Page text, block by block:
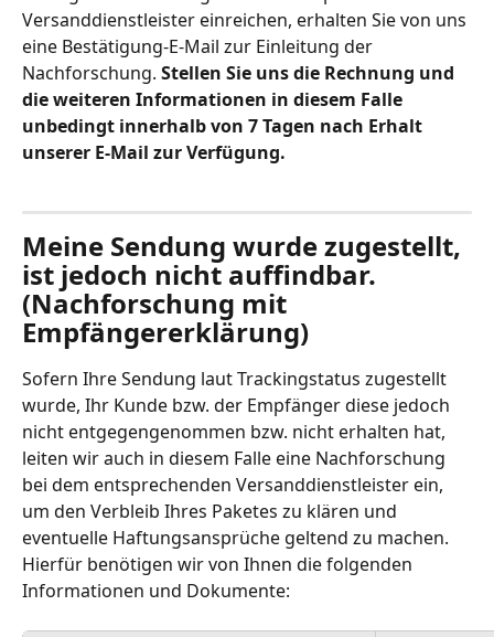
Versanddienstleister einreichen, erhalten Sie von uns
eine Bestätigung-E-Mail zur Einleitung der
Nachforschung. Stellen Sie uns die Rechnung und
die weiteren Informationen in diesem Falle
unbedingt innerhalb von 7 Tagen nach Erhalt
unserer E-Mail zur Verfügung.
Meine Sendung wurde zugestellt,
ist jedoch nicht auffindbar.
(Nachforschung mit
Empfängererklärung)
Sofern Ihre Sendung laut Trackingstatus zugestellt
wurde, Ihr Kunde bzw. der Empfänger diese jedoch
nicht entgegengenommen bzw. nicht erhalten hat,
leiten wir auch in diesem Falle eine Nachforschung
bei dem entsprechenden Versanddienstleister ein,
um den Verbleib Ihres Paketes zu klären und
eventuelle Haftungsansprüche geltend zu machen.
Hierfür benötigen wir von Ihnen die folgenden
Informationen und Dokumente: